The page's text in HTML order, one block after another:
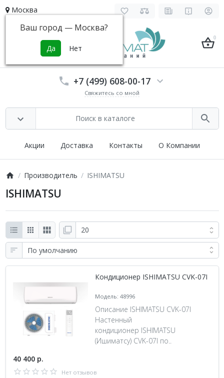
Москва
Ваш город — Москва?
0
+7 (499) 608-00-17
Свяжитесь со мной
Акции Доставка Контакты О Компании
Производитель ISHIMATSU
ISHIMATSU
Кондиционер ISHIMATSU CVK-07I
Модель: 48996
Описание ISHIMATSU CVK-07I
Настенный
кондиционер ISHIMATSU
(Ишиматсу) CVK-07I по..
40 400 р.
Нет отзывов